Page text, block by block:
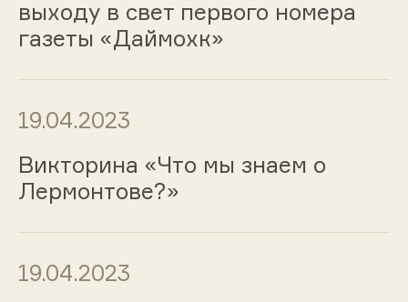
выходу в свет первого номера
газеты «Даймохк»
19.04.2023
Викторина «Что мы знаем о
Лермонтове?»
19.04.2023